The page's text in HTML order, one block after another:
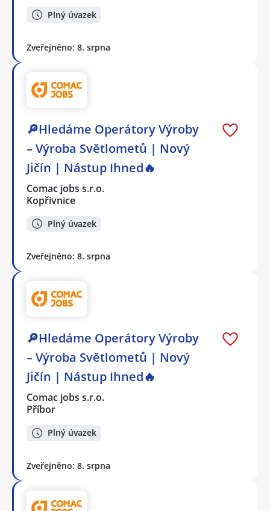
Plný úvazek
Zveřejněno: 8. srpna
🔎Hledáme Operátory Výroby
– Výroba Světlometů | Nový
Jičín | Nástup Ihned🔥
Comac jobs s.r.o.
Kopřivnice
Plný úvazek
Zveřejněno: 8. srpna
🔎Hledáme Operátory Výroby
– Výroba Světlometů | Nový
Jičín | Nástup Ihned🔥
Comac jobs s.r.o.
Příbor
Plný úvazek
Zveřejněno: 8. srpna